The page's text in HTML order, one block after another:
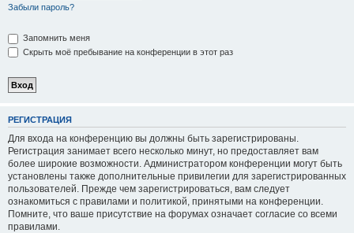
Забыли пароль?
Запомнить меня
Скрыть моё пребывание на конференции в этот раз
РЕГИСТРАЦИЯ
Для входа на конференцию вы должны быть зарегистрированы.
Регистрация занимает всего несколько минут, но предоставляет вам
более широкие возможности. Администратором конференции могут быть
установлены также дополнительные привилегии для зарегистрированных
пользователей. Прежде чем зарегистрироваться, вам следует
ознакомиться с правилами и политикой, принятыми на конференции.
Помните, что ваше присутствие на форумах означает согласие со всеми
правилами.